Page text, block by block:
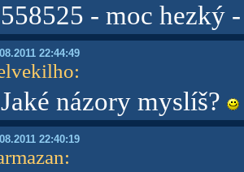
558525 - moc hezký -
22:44:49
:
Jaké názory myslíš?
22:40:19
: